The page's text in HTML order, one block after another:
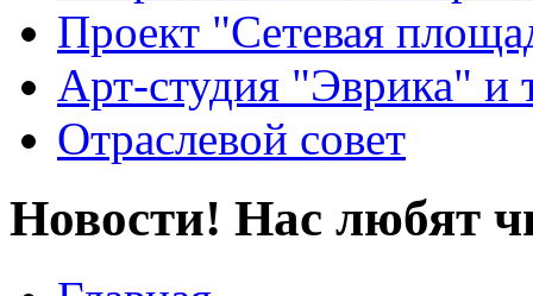
Проект "Сетевая
Арт-студия "Эврика" и
Отраслевой совет
Новости! Нас любят